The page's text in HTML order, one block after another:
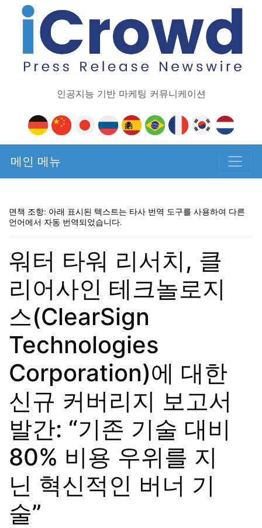
인공지능 기반 마케팅 커뮤니케이션
메인 메뉴
면책 조항: 아래 표시된 텍스트는 타사 번역 도구를 사용하여 다른
언어에서 자동 번역되었습니다.
워터 타워 리서치, 클
리어사인 테크놀로지
스(ClearSign
Technologies
Corporation)에 대한
신규 커버리지 보고서
발간: “기존 기술 대비
80% 비용 우위를 지
닌 혁신적인 버너 기
술”